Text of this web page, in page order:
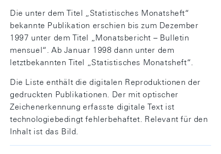
Die unter dem Titel „Statistisches Monatsheft“
bekannte Publikation erschien bis zum Dezember
1997 unter dem Titel „Monatsbericht – Bulletin
mensuel“. Ab Januar 1998 dann unter dem
letztbekannten Titel „Statistisches Monatsheft“.
Die Liste enthält die digitalen Reproduktionen der
gedruckten Publikationen. Der mit optischer
Zeichenerkennung erfasste digitale Text ist
technologiebedingt fehlerbehaftet. Relevant für den
Inhalt ist das Bild.